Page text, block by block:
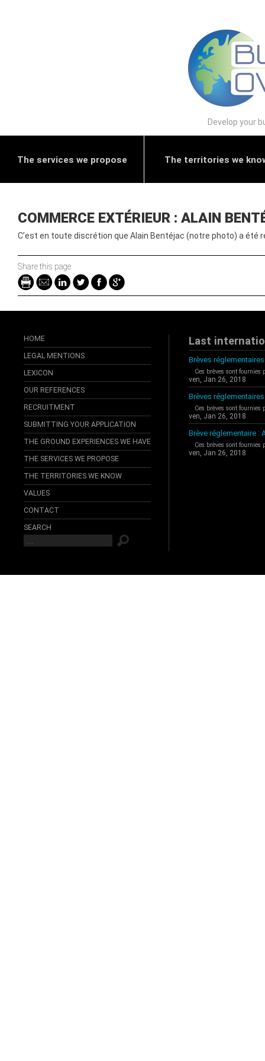
Develop your
The services we propose The territories we
COMMERCE EXTÉRIEUR : ALAIN
C’est en toute discrétion que Alain Bentéjac (notre photo) a été
Share this page
HOME
LEGAL MENTIONS
LEXICON
OUR REFERENCES
RECRUITMENT
SUBMITTING YOUR APPLICATION
THE GROUND EXPERIENCES WE HAVE
THE SERVICES WE PROPOSE
THE TERRITORIES WE KNOW
VALUES
CONTACT
SEARCH
Last
Brèves réglementaires
Ces brèves sont fournies
ven, Jan 26, 2018
Brèves
Ces brèves sont fournies
ven, Jan 26, 2018
Brève réglementaire :
Ces brèves sont fournies
ven, Jan 26, 2018